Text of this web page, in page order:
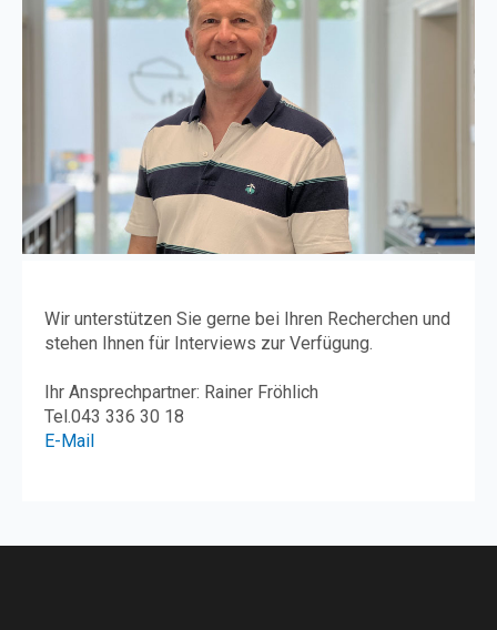
Wir unterstützen Sie gerne bei Ihren Recherchen und
stehen Ihnen für Interviews zur Verfügung.
Ihr Ansprechpartner: Rainer Fröhlich
Tel.043 336 30 18
E-Mail